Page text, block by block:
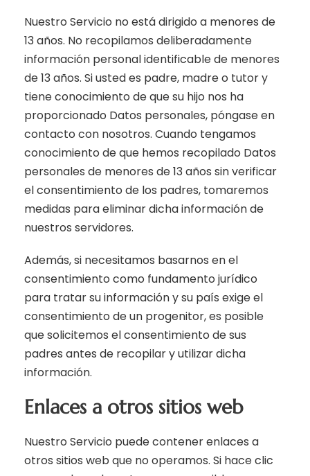
Nuestro Servicio no está dirigido a menores de
13 años. No recopilamos deliberadamente
información personal identificable de menores
de 13 años. Si usted es padre, madre o tutor y
tiene conocimiento de que su hijo nos ha
proporcionado Datos personales, póngase en
contacto con nosotros. Cuando tengamos
conocimiento de que hemos recopilado Datos
personales de menores de 13 años sin verificar
el consentimiento de los padres, tomaremos
medidas para eliminar dicha información de
nuestros servidores.
Además, si necesitamos basarnos en el
consentimiento como fundamento jurídico
para tratar su información y su país exige el
consentimiento de un progenitor, es posible
que solicitemos el consentimiento de sus
padres antes de recopilar y utilizar dicha
información.
Enlaces a otros sitios web
Nuestro Servicio puede contener enlaces a
otros sitios web que no operamos. Si hace clic